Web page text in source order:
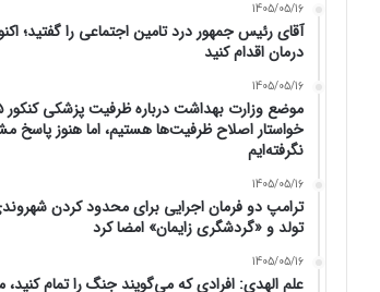
1405/05/16
آقای رئیس جمهور درد تامین اجتماعی را گفتید؛
درمان اقدام کنید
1405/05/16
خواستار اصلاح ظرفیت‌ها هستیم، اما هنوز
نگرفته‌ایم
1405/05/16
ترامپ دو فرمان اجرایی برای محدود کردن
تولد و «گردشگری زایمان» امضا کرد
1405/05/16
علم الهدی: افرادی که می‌گویند جنگ را تمام کنید،